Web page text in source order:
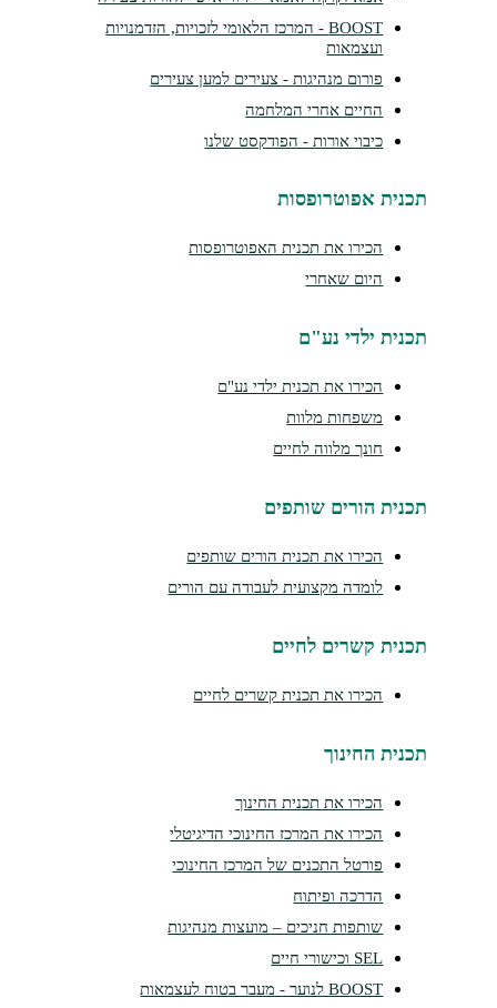
BOOST - המרכז הלאומי לזכויות, הזדמנויות
פורום מנהיגות - צעירים למען צעירים
החיים אחרי המלחמה
כיבוי אורות - הפודקסט שלנו
אפוטרופסות
הכירו את תכנית האפוטרופסות
היום שאחרי
ילדי נע"ם
הכירו את תכנית ילדי נע"ם
משפחות מלוות
חונך מלווה לחיים
הורים שותפים
הכירו את תכנית הורים שותפים
לומדה מקצועית לעבודה עם הורים
קשרים לחיים
הכירו את תכנית קשרים לחיים
החינוך
הכירו את תכנית החינוך
הכירו את המרכז החינוכי הדיגיטלי
פורטל התכנים של המרכז החינוכי
הדרכה ופיתוח
שותפות חניכים – מועצות מנהיגות